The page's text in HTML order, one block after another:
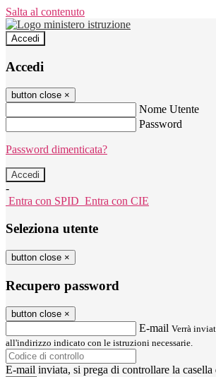
Salta al contenuto
Accedi
Accedi
button close ×
Nome Utente
Password
Password dimenticata?
-
Entra con SPID Entra con CIE
Seleziona utente
button close ×
Recupero password
button close ×
E-mail Verrà
all'indirizzo indicato con le istruzioni necessarie.
E-mail inviata, si prega di controllare la casella